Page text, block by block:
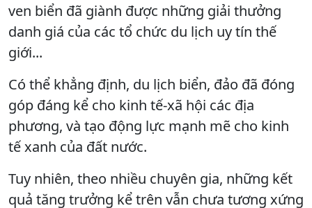
ven biển đã giành được những giải thưởng
danh giá của các tổ chức du lịch uy tín thế
giới...
Có thể khẳng định, du lịch biển, đảo đã đóng
góp đáng kể cho kinh tế-xã hội các địa
phương, và tạo động lực mạnh mẽ cho kinh
tế xanh của đất nước.
Tuy nhiên, theo nhiều chuyên gia, những kết
quả tăng trưởng kể trên vẫn chưa tương xứng